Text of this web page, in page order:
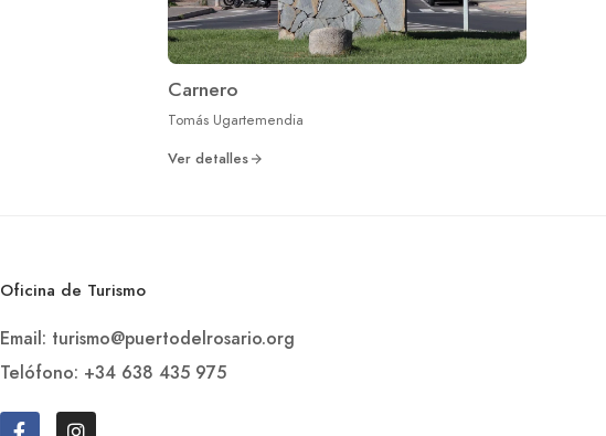
Carnero
Tomás Ugartemendia
Ver detalles
Oficina de Turismo
Email: turismo@puertodelrosario.org
Telófono: +34 638 435 975